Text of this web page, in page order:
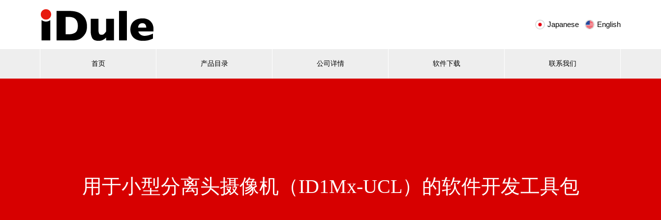
Japanese English
首页 产品目录 公司详情 软件下载 联系我们
用于小型分离头摄像机（ID1Mx-UCL）的软件开发工具包